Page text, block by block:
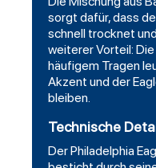
sorgt dafür, dass
schnell trocknet
weiterer Vorteil:
häufigem Tragen
Akzent und der
bleiben.
Technische
Der Philadelphia